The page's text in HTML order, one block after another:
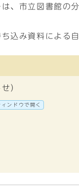
、市立図書館の
込み資料による
）
ィンドウで開く